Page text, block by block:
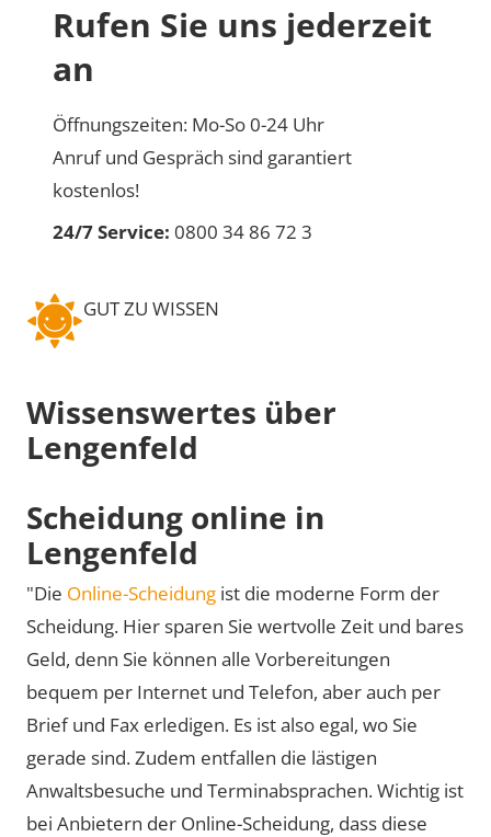
Rufen Sie uns jederzeit
an
Öffnungszeiten: Mo-So 0-24 Uhr
Anruf und Gespräch sind garantiert
kostenlos!
24/7 Service: 0800 34 86 72 3
GUT ZU WISSEN
Wissenswertes über
Lengenfeld
Scheidung online in
Lengenfeld
"Die Online-Scheidung ist die moderne Form der
Scheidung. Hier sparen Sie wertvolle Zeit und bares
Geld, denn Sie können alle Vorbereitungen
bequem per Internet und Telefon, aber auch per
Brief und Fax erledigen. Es ist also egal, wo Sie
gerade sind. Zudem entfallen die lästigen
Anwaltsbesuche und Terminabsprachen. Wichtig ist
bei Anbietern der Online-Scheidung, dass diese